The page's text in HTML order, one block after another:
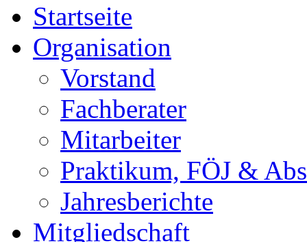
Startseite
Organisation
Vorstand
Fachberater
Mitarbeiter
Praktikum, FÖJ &
Jahresberichte
Mitgliedschaft